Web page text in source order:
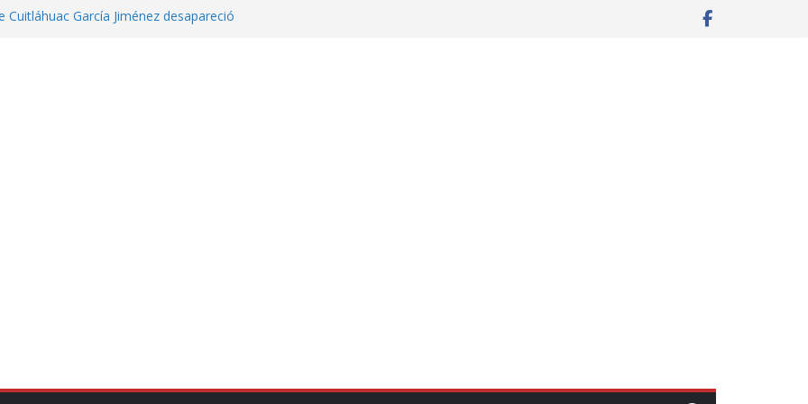
Cuitláhuac García Jiménez desapareció